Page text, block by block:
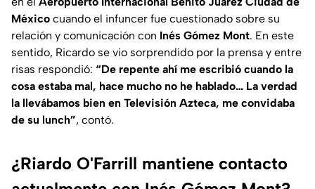
México cuando el infuncer fue cuestionado sobre su
relación y comunicación con Inés Gómez Mont. En este
sentido, Ricardo se vio sorprendido por la prensa y entre
risas respondió: “De repente ahí me escribió cuando la
cosa estaba mal, hace mucho no he hablado… La verdad
la llevábamos bien en Televisión Azteca, me convidaba
de su lunch”, contó.
¿Riardo O'Farrill mantiene contacto